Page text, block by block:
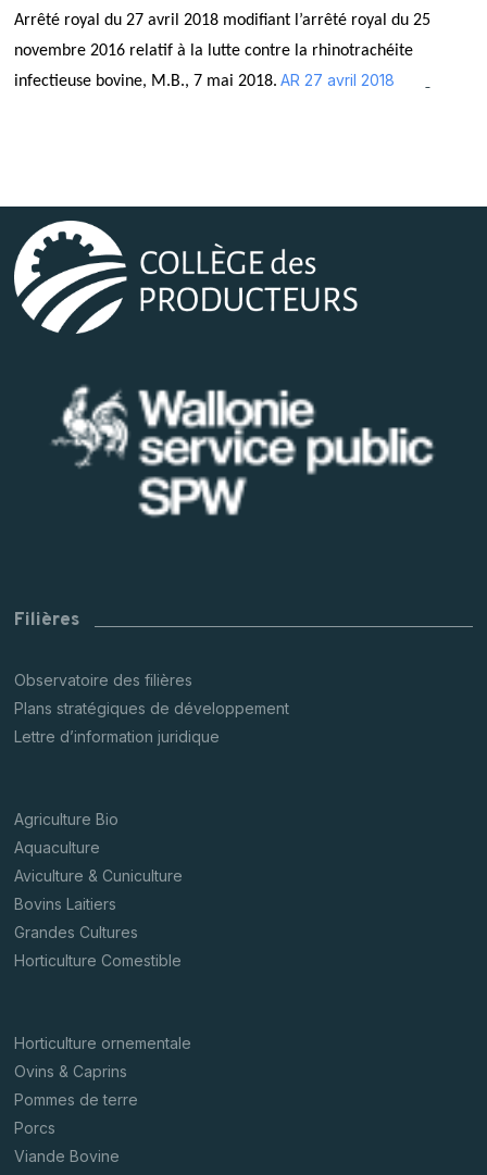
Arrêté royal du 27 avril 2018 modifiant l’arrêté royal du 25
novembre 2016 relatif à la lutte contre la rhinotrachéite
infectieuse bovine, M.B., 7 mai 2018. AR 27 avril 2018
Filières
Observatoire des filières
Plans stratégiques de développement
Lettre d’information juridique
Agriculture Bio
Aquaculture
Aviculture & Cuniculture
Bovins Laitiers
Grandes Cultures
Horticulture Comestible
Horticulture ornementale
Ovins & Caprins
Pommes de terre
Porcs
Viande Bovine